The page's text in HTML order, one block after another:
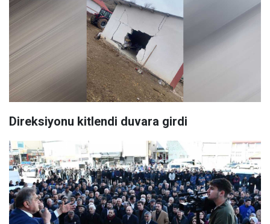
Direksiyonu kitlendi duvara girdi